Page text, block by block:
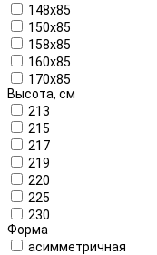
148x85
150x85
158x85
160х85
170x85
Высота, см
213
215
217
219
220
225
230
Форма
асимметричная